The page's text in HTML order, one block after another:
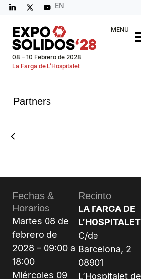
EN
08 – 10 Febrero de 2028
La Farga de L’Hospitalet
MENU
Partners
Fechas &
Horarios
Martes 08 de
febrero de
2028 – 09:00 a
18:00
Miércoles 09
Recinto
LA FARGA DE
L’HOSPITALET
C/de
Barcelona, 2
08901
L’Hospitalet de